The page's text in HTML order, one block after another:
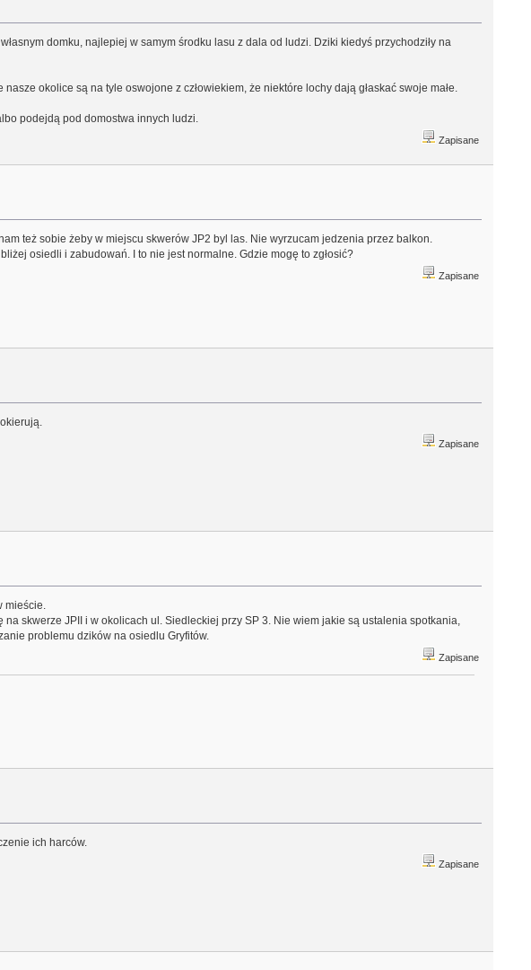
domku, najlepiej w samym środku lasu z dala od ludzi. Dziki kiedyś przychodziły na
okolice są na tyle oswojone z człowiekiem, że niektóre lochy dają głaskać swoje małe.
podejdą pod domostwa innych ludzi.
Zapisane
też sobie żeby w miejscu skwerów JP2 byl las. Nie wyrzucam jedzenia przez balkon.
osiedli i zabudowań. I to nie jest normalne. Gdzie mogę to zgłosić?
Zapisane
Zapisane
mieście.
skwerze JPII i w okolicach ul. Siedleckiej przy SP 3. Nie wiem jakie są ustalenia spotkania,
problemu dzików na osiedlu Gryfitów.
Zapisane
ich harców.
Zapisane